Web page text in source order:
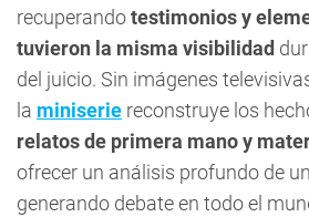
recuperandotestimonios y
tuvieron la misma visibilidad
del juicio. Sin imágenes
la miniserie reconstruye los
relatos de primera mano y
ofrecer un análisis profundo de
generando debate en todo el